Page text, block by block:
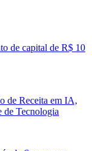
de capital de R$ 10
de Receita em IA,
de Tecnologia